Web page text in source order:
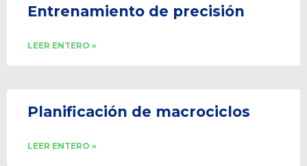
Entrenamiento de precisión
LEER ENTERO »
Planificación de macrociclos
LEER ENTERO »